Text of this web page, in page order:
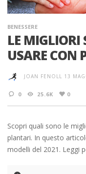
BENESSERE
LE MIGLIORI
USARE CON
JOAN FENOLL 13
0 25.6K 0
Scopri quali sono le
plantari. In questo
modelli del 2021. Leggi